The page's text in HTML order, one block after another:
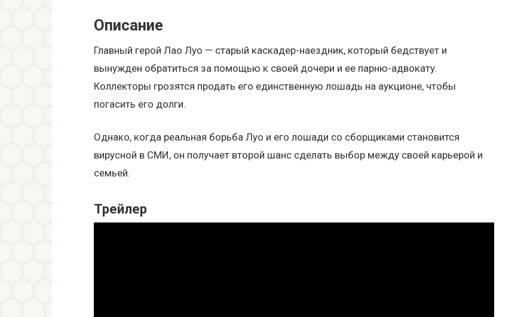
Описание
Главный герой Лао Луо — старый каскадер-наездник, который бедствует и
вынужден обратиться за помощью к своей дочери и ее парню-адвокату.
Коллекторы грозятся продать его единственную лошадь на аукционе, чтобы
погасить его долги.
Однако, когда реальная борьба Луо и его лошади со сборщиками становится
вирусной в СМИ, он получает второй шанс сделать выбор между своей карьерой и
семьей.
Трейлер